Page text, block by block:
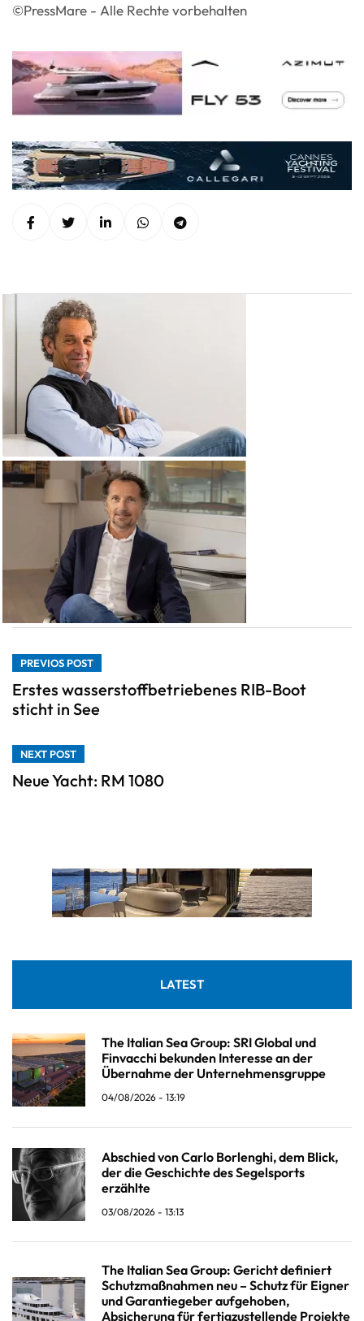
©PressMare - Alle Rechte vorbehalten
PREVIOS POST
Erstes wasserstoffbetriebenes RIB-Boot
sticht in See
NEXT POST
Neue Yacht: RM 1080
LATEST
The Italian Sea Group: SRI Global und
Finvacchi bekunden Interesse an der
Übernahme der Unternehmensgruppe
04/08/2026 - 13:19
Abschied von Carlo Borlenghi, dem Blick,
der die Geschichte des Segelsports
erzählte
03/08/2026 - 13:13
The Italian Sea Group: Gericht definiert
Schutzmaßnahmen neu – Schutz für Eigner
und Garantiegeber aufgehoben,
Absicherung für fertigzustellende Projekte